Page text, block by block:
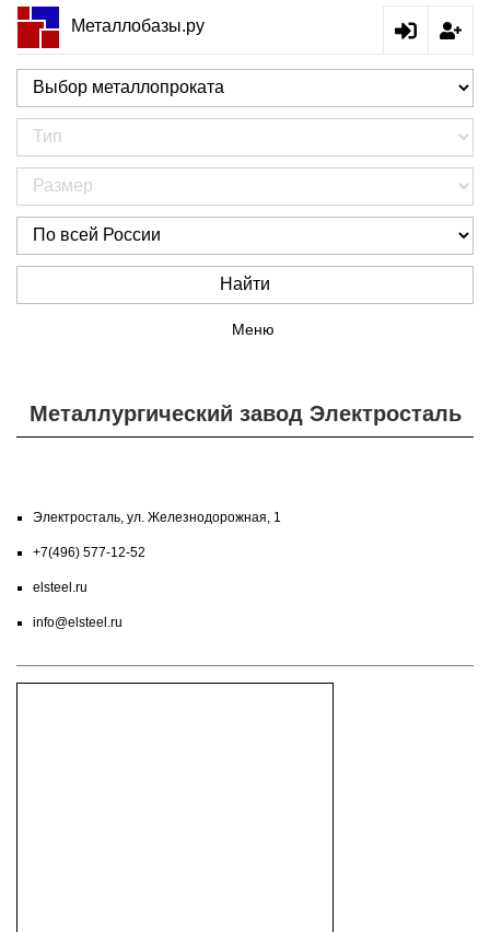
Металлобазы.ру
Найти
Меню
Металлургический завод Электросталь
Электросталь, ул. Железнодорожная, 1
+7(496) 577-12-52
elsteel.ru
info@elsteel.ru